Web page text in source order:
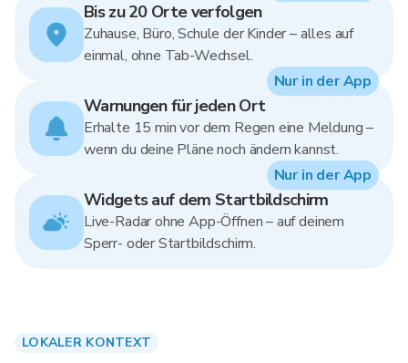
Bis zu 20 Orte verfolgen
Zuhause, Büro, Schule der Kinder – alles auf
einmal, ohne Tab-Wechsel.
Warnungen für jeden Ort
Erhalte 15 min vor dem Regen eine Meldung –
wenn du deine Pläne noch ändern kannst.
Nur in der App
Widgets auf dem Startbildschirm
Live-Radar ohne App-Öffnen – auf deinem
Sperr- oder Startbildschirm.
Nur in der App
LOKALER KONTEXT